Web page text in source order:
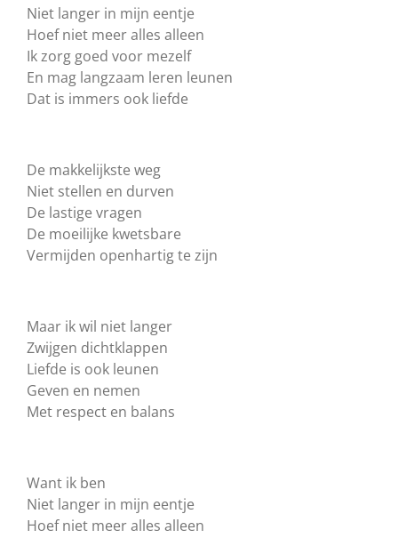
Niet langer in mijn eentje
Hoef niet meer alles alleen
Ik zorg goed voor mezelf
En mag langzaam leren leunen
Dat is immers ook liefde
De makkelijkste weg
Niet stellen en durven
De lastige vragen
De moeilijke kwetsbare
Vermijden openhartig te zijn
Maar ik wil niet langer
Zwijgen dichtklappen
Liefde is ook leunen
Geven en nemen
Met respect en balans
Want ik ben
Niet langer in mijn eentje
Hoef niet meer alles alleen